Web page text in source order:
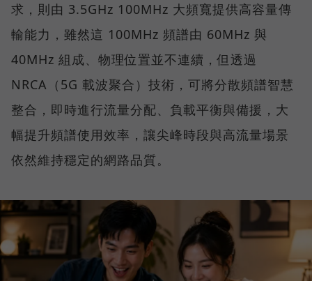
求，則由 3.5GHz 100MHz 大頻寬提供高容量傳
輸能力，雖然這 100MHz 頻譜由 60MHz 與
40MHz 組成、物理位置並不連續，但透過
NRCA（5G 載波聚合）技術，可將分散頻譜智慧
整合，即時進行流量分配、負載平衡與備援，大
幅提升頻譜使用效率，讓尖峰時段與高流量場景
依然維持穩定的網路品質。